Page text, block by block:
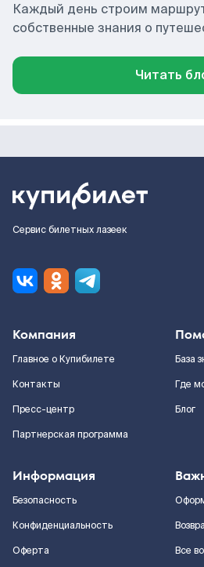
Каждый день строим
собственные знания о
Читать
Сервис билетных лазеек
Компания
Главное о Купибилете
Контакты
Пресс-центр
Партнерская программа
База
Где
Блог
Информация
Безопасность
Конфиденциальность
Оферта
Все